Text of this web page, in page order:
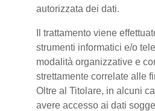
autorizzata dei dati.
Il trattamento viene
strumenti informatici e/o
modalità organizzative e
strettamente correlate alle
Oltre al Titolare, in alcuni
avere accesso ai dati